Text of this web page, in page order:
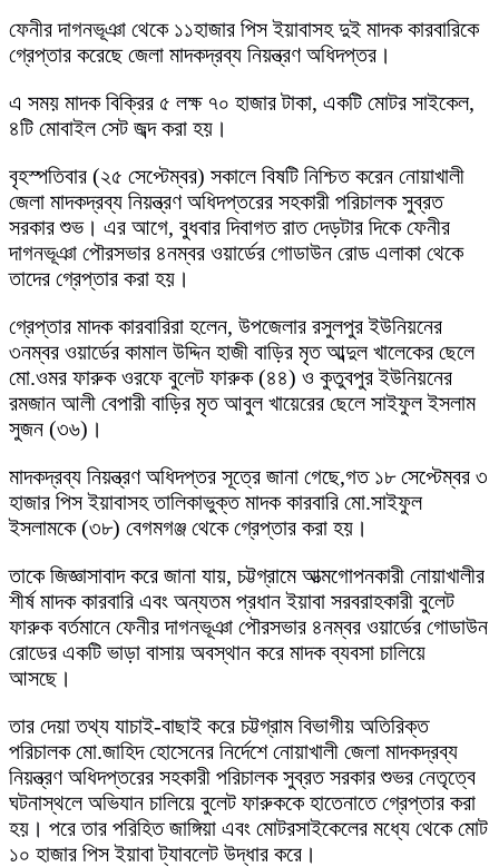
ফেনীর দাগনভূঞা থেকে ১১হাজার পিস ইয়াবাসহ দুই মাদক কারবারিকে
গ্রেপ্তার করেছে জেলা মাদকদ্রব্য নিয়ন্ত্রণ অধিদপ্তর।
এ সময় মাদক বিক্রির ৫ লক্ষ ৭০ হাজার টাকা, একটি মোটর সাইকেল,
৪টি মোবাইল সেট জব্দ করা হয়।
বৃহস্পতিবার (২৫ সেপ্টেম্বর) সকালে বিষটি নিশ্চিত করেন নোয়াখালী
জেলা মাদকদ্রব্য নিয়ন্ত্রণ অধিদপ্তরের সহকারী পরিচালক সুব্রত
সরকার শুভ। এর আগে, বুধবার দিবাগত রাত দেড়টার দিকে ফেনীর
দাগনভূঞা পৌরসভার ৪নম্বর ওয়ার্ডের গোডাউন রোড এলাকা থেকে
তাদের গ্রেপ্তার করা হয়।
গ্রেপ্তার মাদক কারবারিরা হলেন, উপজেলার রসুলপুর ইউনিয়নের
৩নম্বর ওয়ার্ডের কামাল উদ্দিন হাজী বাড়ির মৃত আব্দুল খালেকের ছেলে
মো.ওমর ফারুক ওরফে বুলেট ফারুক (৪৪) ও কুতুবপুর ইউনিয়নের
রমজান আলী বেপারী বাড়ির মৃত আবুল খায়েরের ছেলে সাইফুল ইসলাম
সুজন (৩৬)।
মাদকদ্রব্য নিয়ন্ত্রণ অধিদপ্তর সূত্রে জানা গেছে,গত ১৮ সেপ্টেম্বর ৩
হাজার পিস ইয়াবাসহ তালিকাভুক্ত মাদক কারবারি মো.সাইফুল
ইসলামকে (৩৮) বেগমগঞ্জ থেকে গ্রেপ্তার করা হয়।
তাকে জিজ্ঞাসাবাদ করে জানা যায়, চট্টগ্রামে আত্মগোপনকারী নোয়াখালীর
শীর্ষ মাদক কারবারি এবং অন্যতম প্রধান ইয়াবা সরবরাহকারী বুলেট
ফারুক বর্তমানে ফেনীর দাগনভূঞা পৌরসভার ৪নম্বর ওয়ার্ডের গোডাউন
রোডের একটি ভাড়া বাসায় অবস্থান করে মাদক ব্যবসা চালিয়ে
আসছে।
তার দেয়া তথ্য যাচাই-বাছাই করে চট্টগ্রাম বিভাগীয় অতিরিক্ত
পরিচালক মো.জাহিদ হোসেনের নির্দেশে নোয়াখালী জেলা মাদকদ্রব্য
নিয়ন্ত্রণ অধিদপ্তরের সহকারী পরিচালক সুব্রত সরকার শুভর নেতৃত্বে
ঘটনাস্থলে অভিযান চালিয়ে বুলেট ফারুককে হাতেনাতে গ্রেপ্তার করা
হয়। পরে তার পরিহিত জাঙ্গিয়া এবং মোটরসাইকেলের মধ্যে থেকে মোট
১০ হাজার পিস ইয়াবা ট্যাবলেট উদ্ধার করে।